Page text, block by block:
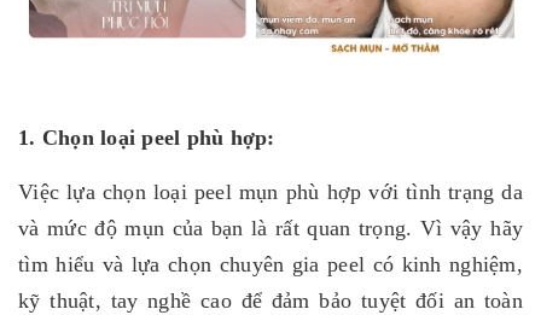
1. Chọn loại peel phù hợp:
Việc lựa chọn loại peel mụn phù hợp với tình trạng da
và mức độ mụn của bạn là rất quan trọng. Vì vậy hãy
tìm hiểu và lựa chọn chuyên gia peel có kinh nghiệm,
kỹ thuật, tay nghề cao để đảm bảo tuyệt đối an toàn